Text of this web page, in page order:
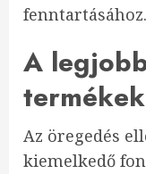
fenntartásához.
A
Az öregedés
kiemelkedő